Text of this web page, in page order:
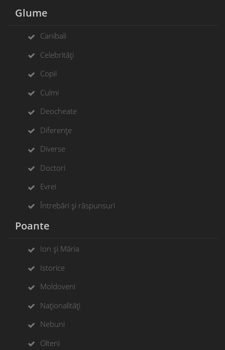
Glume
Canibali
Celebrități
Copii
Culmi
Deocheate
Diferențe
Diverse
Doctori
Evrei
Întrebări și răspunsuri
Poante
Ion și Măria
Istorice
Moldoveni
Naționalități
Nebuni
Olteni